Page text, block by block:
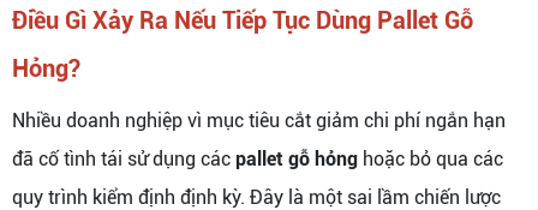
Điều Gì Xảy Ra Nếu Tiếp Tục Dùng Pallet Gỗ
Hỏng?
Nhiều doanh nghiệp vì mục tiêu cắt giảm chi phí ngắn hạn
đã cố tình tái sử dụng các pallet gỗ hỏng hoặc bỏ qua các
quy trình kiểm định định kỳ. Đây là một sai lầm chiến lược